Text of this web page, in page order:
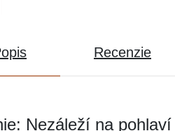
Recenzie
Nezáleží na pohlaví